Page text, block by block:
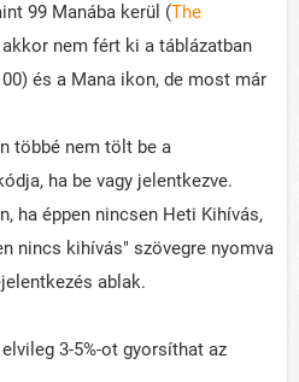
99 Manába kerül (The
akkor nem fért ki a táblázatban
és a Mana ikon, de most már
többé nem tölt be a
ha be vagy jelentkezve.
ha éppen nincsen Heti Kihívás,
nincs kihívás" szövegre nyomva
ablak.
3-5%-ot gyorsíthat az